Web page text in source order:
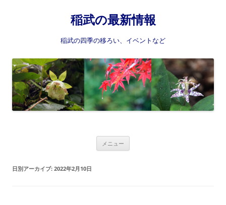
稲武の最新情報
稲武の四季の移ろい、イベントなど
メニュー
日別アーカイブ: 2022年2月10日